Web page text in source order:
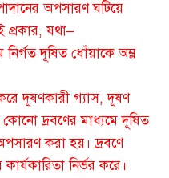
অপসারণ ঘটিয়ে
প্রকার, যথা–
নির্গত দূষিত ধোঁয়াকে অম্ল
দূষণকারী গ্যাস, দূষণ
দ্রবণের মাধ্যমে দূষিত
করা হয়। দ্রবণে
নির্ভর করে।